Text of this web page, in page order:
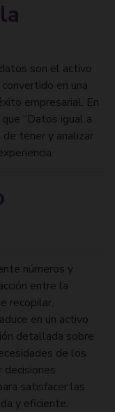
son el activo
en una
empresarial. En
“Datos igual a
tener y analizar
números y
entre la
recopilar,
en un activo
detallada sobre
de los
satisfacer las
y eficiente.